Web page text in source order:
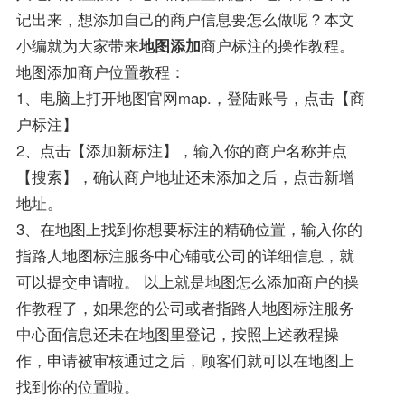
记出来，想添加自己的商户信息要怎么做呢？本文
小编就为大家带来地图添加商户标注的操作教程。
地图添加商户位置教程：
1、电脑上打开地图官网map.，登陆账号，点击【商
户标注】
2、点击【添加新标注】，输入你的商户名称并点
【搜索】，确认商户地址还未添加之后，点击新增
地址。
3、在地图上找到你想要标注的精确位置，输入你的
指路人地图标注服务中心铺或公司的详细信息，就
可以提交申请啦。 以上就是地图怎么添加商户的操
作教程了，如果您的公司或者指路人地图标注服务
中心面信息还未在地图里登记，按照上述教程操
作，申请被审核通过之后，顾客们就可以在地图上
找到你的位置啦。